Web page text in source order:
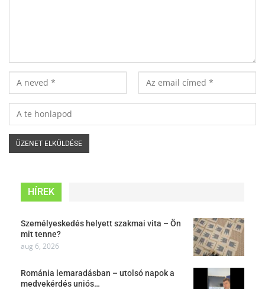
HÍREK
Személyeskedés helyett szakmai vita – Ön
mit tenne?
aug 6, 2026
Románia lemaradásban – utolsó napok a
medvekérdés uniós…